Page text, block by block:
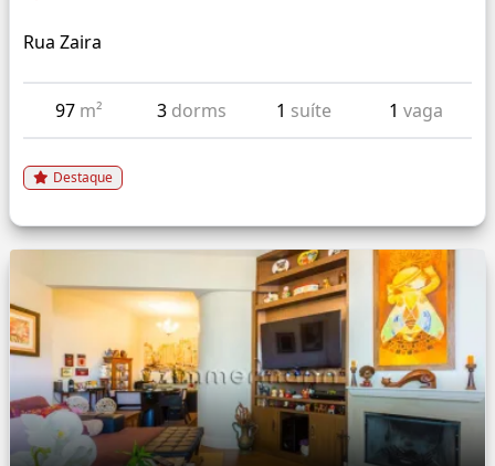
Rua Zaira
97 m² 3 dorms 1 suíte 1 vaga
Destaque